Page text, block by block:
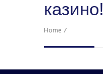
казино!
Home /